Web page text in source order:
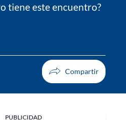
tiene este encuentro?
PUBLICIDAD